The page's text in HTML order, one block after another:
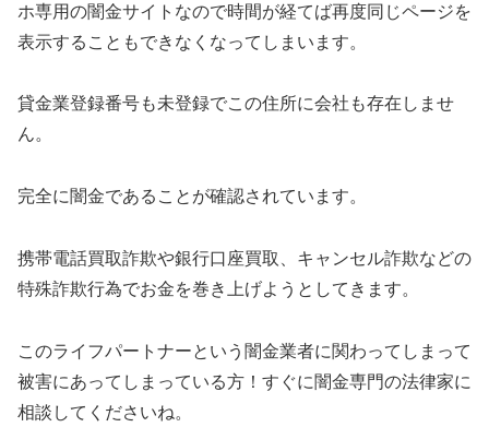
ホ専用の闇金サイトなので時間が経てば再度同じページを
表示することもできなくなってしまいます。
貸金業登録番号も未登録でこの住所に会社も存在しませ
ん。
完全に闇金であることが確認されています。
携帯電話買取詐欺や銀行口座買取、キャンセル詐欺などの
特殊詐欺行為でお金を巻き上げようとしてきます。
このライフパートナーという闇金業者に関わってしまって
被害にあってしまっている方！すぐに闇金専門の法律家に
相談してくださいね。